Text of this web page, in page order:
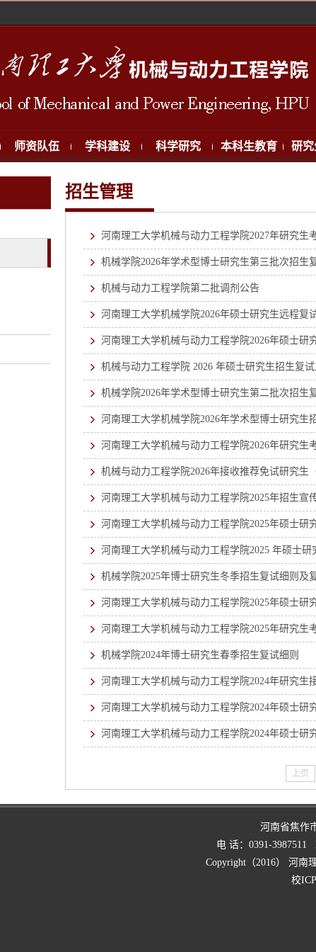
师资队伍 学科建设 科学研究 本科生教育 研
招生管理
河南理工大学机械与动力工程学院2027年研究生
机械学院2026年学术型博士研究生第三批次招生
机械与动力工程学院第二批调剂公告
河南理工大学机械学院2026年硕士研究生远程复
河南理工大学机械与动力工程学院2026年硕士研
机械与动力工程学院 2026 年硕士研究生招生复试
机械学院2026年学术型博士研究生第二批次招生
河南理工大学机械学院2026年学术型博士研究生
河南理工大学机械与动力工程学院2026年研究生
机械与动力工程学院2026年接收推荐免试研究生
河南理工大学机械与动力工程学院2025年招生宣
河南理工大学机械与动力工程学院2025年硕士研
河南理工大学机械与动力工程学院2025 年硕士研
机械学院2025年博士研究生冬季招生复试细则及
河南理工大学机械与动力工程学院2025年硕士研
河南理工大学机械与动力工程学院2025年研究生
机械学院2024年博士研究生春季招生复试细则
河南理工大学机械与动力工程学院2024年研究生
河南理工大学机械与动力工程学院2024年硕士研
河南理工大学机械与动力工程学院2024年硕士研
上页
河南省焦作
电 话：0391-3987511
Copyright（2016） 河南
校